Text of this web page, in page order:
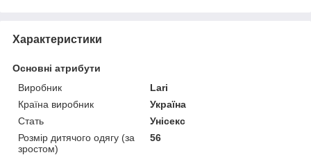
Характеристики
Основні атрибути
Виробник
Larі
Країна виробник
Україна
Стать
Унісекс
Розмір дитячого одягу (за
зростом)
56